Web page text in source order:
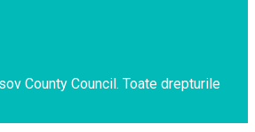
County Council. Toate drepturile